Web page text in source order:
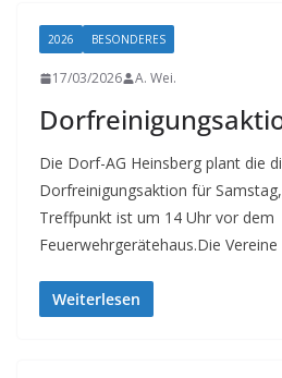
n
2026 BESONDERES
17/03/2026 A. Wei.
Die Dorf-AG Heinsberg plant die
Dorfreinigungsaktion für
Treffpunkt ist um 14 Uhr vor dem
Feuerwehrgerätehaus.Die Vereine
Weiterlesen